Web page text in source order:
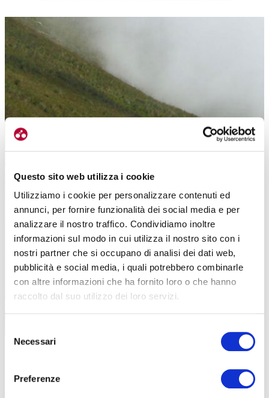
Questo sito web utilizza i cookie
Utilizziamo i cookie per personalizzare contenuti ed
annunci, per fornire funzionalità dei social media e per
analizzare il nostro traffico. Condividiamo inoltre
informazioni sul modo in cui utilizza il nostro sito con i
nostri partner che si occupano di analisi dei dati web,
pubblicità e social media, i quali potrebbero combinarle
con altre informazioni che ha fornito loro o che hanno
raccolto dal suo utilizzo dei loro servizi.
delNecessari
Preferenze
Si raggiunge il Colle di Sampeyre, su una strada adatta alle gravel e alle MTB
LA STRADA DELLA GARDETTA